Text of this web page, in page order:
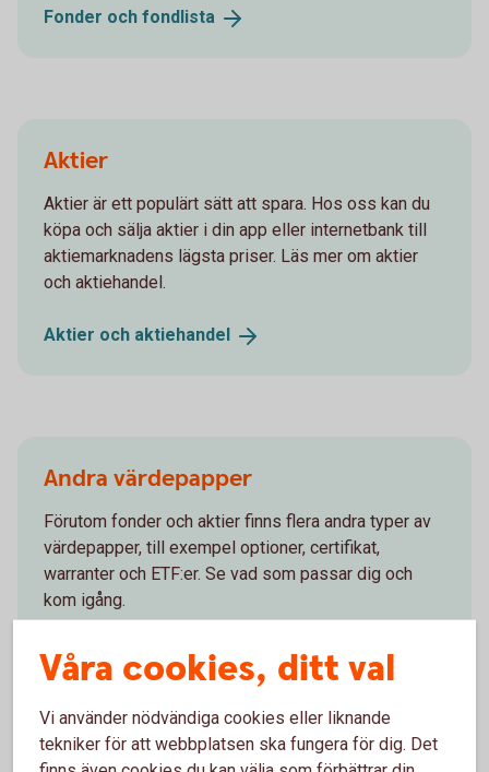
Fonder och fondlista
Aktier
Aktier är ett populärt sätt att spara. Hos oss kan du
köpa och sälja aktier i din app eller internetbank till
aktiemarknadens lägsta priser. Läs mer om aktier
och aktiehandel.
Aktier och aktiehandel
Andra värdepapper
Förutom fonder och aktier finns flera andra typer av
värdepapper, till exempel optioner, certifikat,
warranter och ETF:er. Se vad som passar dig och
kom igång.
Andra värdepapper
Våra cookies, ditt val
Vi använder nödvändiga cookies eller liknande
tekniker för att webbplatsen ska fungera för dig. Det